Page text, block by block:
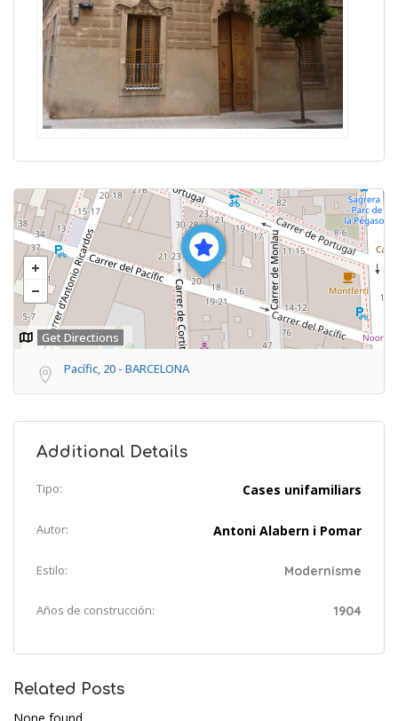
Get Directions
Pacífic, 20 - BARCELONA
Additional Details
Tipo: Cases unifamiliars
Autor: Antoni Alabern i Pomar
Estilo: Modernisme
Años de construcción: 1904
Related Posts